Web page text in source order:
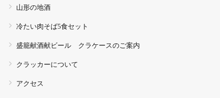
山形の地酒
冷たい肉そば5食セット
盛籠献酒献ビール クラケースのご案内
クラッカーについて
アクセス